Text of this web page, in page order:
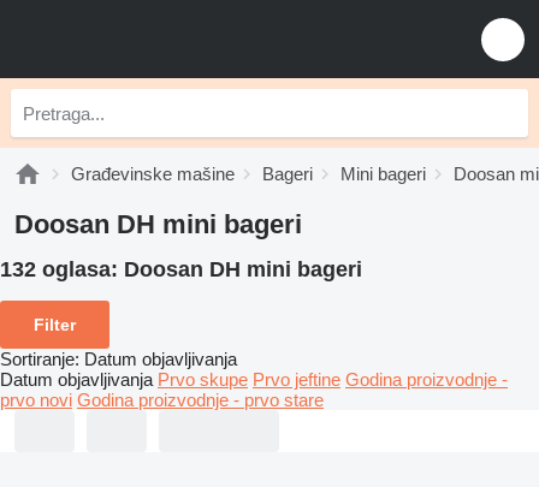
Građevinske mašine Bageri Mini bageri Doosan
Doosan DH mini bageri
132 oglasa: Doosan DH mini bageri
Filter
Sortiranje: Datum objavljivanja
Datum objavljivanja Prvo skupe Prvo jeftine Godina proizvodnje -
prvo novi Godina proizvodnje - prvo stare